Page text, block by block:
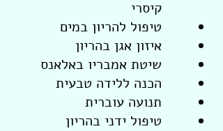
קיסרי
טיפול להריון במים
איזון אגן בהריון
שיטת אמבריו באלאנס
הכנה ללידה טבעית
תנועה עוברית
טיפול ידני בהריון